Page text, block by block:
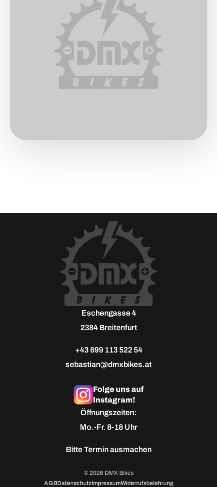
Eschengasse 4
2384 Breitenfurt
+43 699 113 522 54
sebastian@dmxbikes.at
Folge uns auf
Instagram!
Öffnungszeiten:
Mo.-Fr. 8-18 Uhr
BitteTermin ausmachen
© 2026 DMX Bikes
AGBDatenschutzImpressumWiderrufsbelehrung